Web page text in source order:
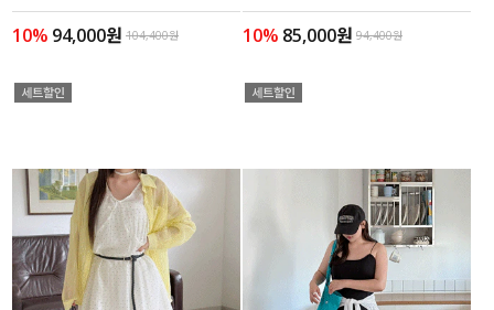
10% 94,000원 104,400원 10% 85,000원 94,400원